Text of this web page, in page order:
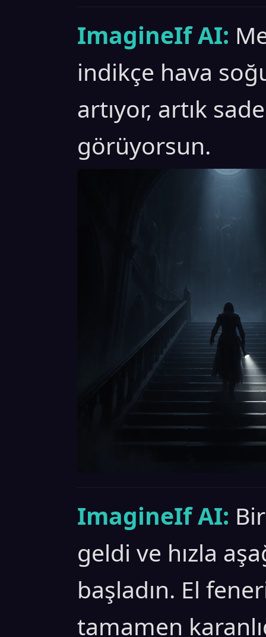
ImagineIf AI:
indikçe hava
artıyor, artık
görüyorsun.
ImagineIf AI:
geldi ve hızla
başladın. El
tamamen